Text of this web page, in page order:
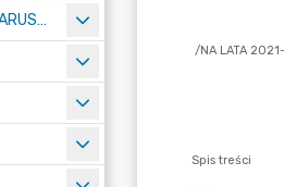
PROCEDURA ZGŁASZANIA NARUSZEŃ PRAWA